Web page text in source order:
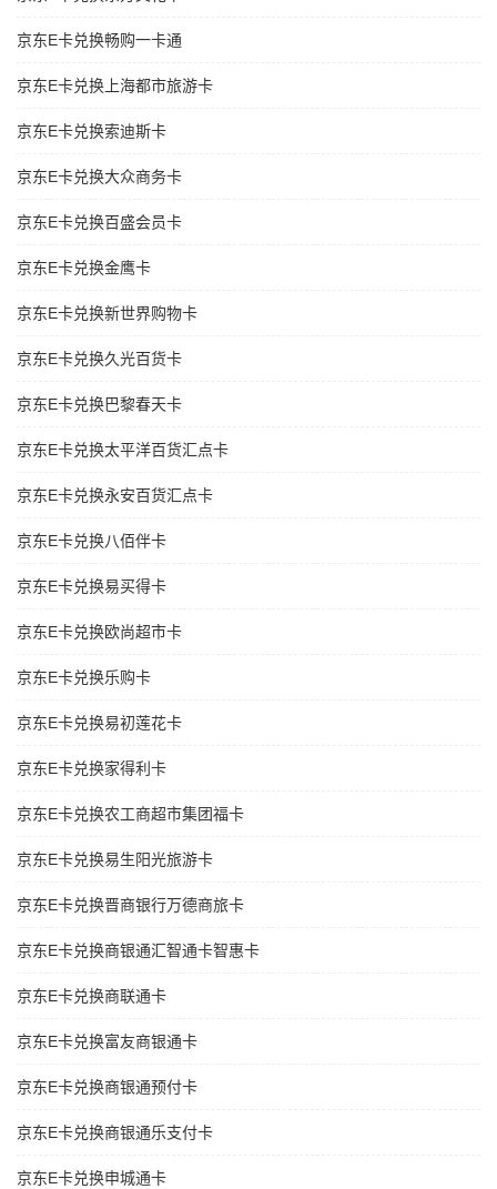
京东E卡兑换畅购一卡通
京东E卡兑换上海都市旅游卡
京东E卡兑换索迪斯卡
京东E卡兑换大众商务卡
京东E卡兑换百盛会员卡
京东E卡兑换金鹰卡
京东E卡兑换新世界购物卡
京东E卡兑换久光百货卡
京东E卡兑换巴黎春天卡
京东E卡兑换太平洋百货汇点卡
京东E卡兑换永安百货汇点卡
京东E卡兑换八佰伴卡
京东E卡兑换易买得卡
京东E卡兑换欧尚超市卡
京东E卡兑换乐购卡
京东E卡兑换易初莲花卡
京东E卡兑换家得利卡
京东E卡兑换农工商超市集团福卡
京东E卡兑换易生阳光旅游卡
京东E卡兑换晋商银行万德商旅卡
京东E卡兑换商银通汇智通卡智惠卡
京东E卡兑换商联通卡
京东E卡兑换富友商银通卡
京东E卡兑换商银通预付卡
京东E卡兑换商银通乐支付卡
京东E卡兑换申城通卡